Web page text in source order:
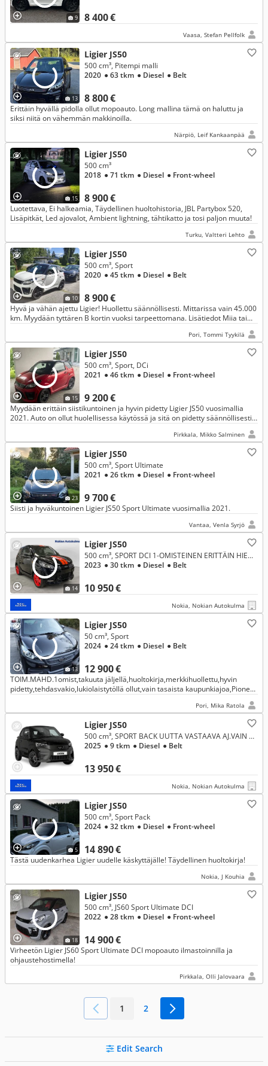
9 8 400 €
Vaasa, Stefan Pellfolk
13
Ligier JS50
8 800 €
500 cm³, Pitempi malli
2020 ● 63 tkm ● Diesel ● Belt
Erittäin hyvällä pidolla ollut mopoauto. Long mallina tämä on haluttu ja
siksi niitä on vähemmän makkinoilla.
Närpiö, Leif Kankaanpää
15
Ligier JS50
8 900 €
500 cm³
2018 ● 71 tkm ● Diesel ● Front-wheel
Luotettava, Ei halkeamia, Täydellinen huoltohistoria, JBL Partybox 520,
Lisäpitkät, Led ajovalot, Ambient lightning, tähtikatto ja tosi paljon muuta!
Turku, Valtteri Lehto
10
Ligier JS50
8 900 €
500 cm³, Sport
2020 ● 45 tkm ● Diesel ● Belt
Hyvä ja vähän ajettu Ligier! Huollettu säännöllisesti. Mittarissa vain 45.000
km. Myydään tyttären B kortin vuoksi tarpeettomana. Lisätiedot Miia tai
Pori, Tommi Tyykilä
15
Ligier JS50
9 200 €
500 cm³, Sport, DCi
2021 ● 46 tkm ● Diesel ● Front-wheel
Myydään erittäin siistikuntoinen ja hyvin pidetty Ligier JS50 vuosimallia
2021. Auto on ollut huolellisessa käytössä ja sitä on pidetty säännöllisesti
Pirkkala, Mikko Salminen
23
Ligier JS50
9 700 €
500 cm³, Sport Ultimate
2021 ● 26 tkm ● Diesel ● Front-wheel
Siisti ja hyväkuntoinen Ligier JS50 Sport Ultimate vuosimallia 2021.
Vantaa, Venla Syrjö
14
Ligier JS50
10 950 €
500 cm³, SPORT DCI 1-OMISTEINEN ERITTÄIN HIENOKUNTOINEN AJ. VAIN 30 TKM TARKASTI HUOLLETTU RAHOITUS ILMAN KÄ
2023 ● 30 tkm ● Diesel ● Belt
Nokia, Nokian Autokulma
13
Ligier JS50
12 900 €
50 cm³, Sport
2024 ● 24 tkm ● Diesel ● Belt
TOIM.MAHD.1omist,takuuta jäljellä,huoltokirja,merkkihuollettu,hyvin
pidetty,tehdasvakio,lukiolaistytöllä ollut,vain tasaista kaupunkiajoa,Pioneer
Pori, Mika Ratola
Ligier JS50
13 950 €
500 cm³, SPORT BACK UUTTA VASTAAVA AJ.VAIN 9 TKM TOIMISTOMAKSU 380€ HIENOKUNTOINEN RAHOITUS ILMAN KÄSIRAHAA.
2025 ● 9 tkm ● Diesel ● Belt
Nokia, Nokian Autokulma
5
Ligier JS50
14 890 €
500 cm³, Sport Pack
2024 ● 32 tkm ● Diesel ● Front-wheel
Tästä uudenkarhea Ligier uudelle käskyttäjälle! Täydellinen huoltokirja!
Nokia, J Kouhia
18
Ligier JS50
14 900 €
500 cm³, JS60 Sport Ultimate DCI
2022 ● 28 tkm ● Diesel ● Front-wheel
Virheetön Ligier JS60 Sport Ultimate DCI mopoauto ilmastoinnilla ja
ohjaustehostimella!
Pirkkala, Olli Jalovaara
1 2
Edit Search